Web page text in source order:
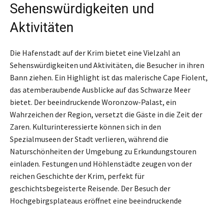
Sehenswürdigkeiten und
Aktivitäten
Die Hafenstadt auf der Krim bietet eine Vielzahl an
Sehenswürdigkeiten und Aktivitäten, die Besucher in ihren
Bann ziehen. Ein Highlight ist das malerische Cape Fiolent,
das atemberaubende Ausblicke auf das Schwarze Meer
bietet. Der beeindruckende Woronzow-Palast, ein
Wahrzeichen der Region, versetzt die Gäste in die Zeit der
Zaren. Kulturinteressierte können sich in den
Spezialmuseen der Stadt verlieren, während die
Naturschönheiten der Umgebung zu Erkundungstouren
einladen. Festungen und Höhlenstädte zeugen von der
reichen Geschichte der Krim, perfekt für
geschichtsbegeisterte Reisende. Der Besuch der
Hochgebirgsplateaus eröffnet eine beeindruckende